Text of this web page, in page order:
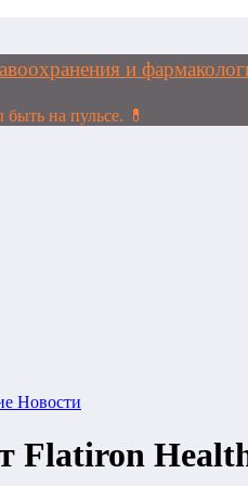
и
на пульсе. 💊
Новости
Flatiron